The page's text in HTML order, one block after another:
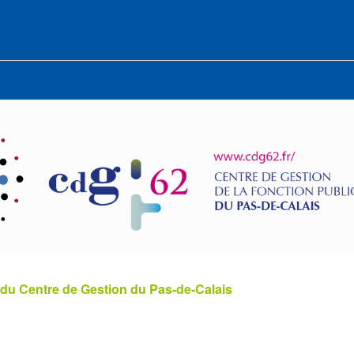
Centre de Gestion du Pas-de-Calais